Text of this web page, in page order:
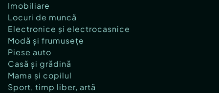
Imobiliare
Locuri de muncă
Electronice și electrocasnice
Modă și frumusețe
Piese auto
Casă și grădină
Mama și copilul
Sport, timp liber, artă